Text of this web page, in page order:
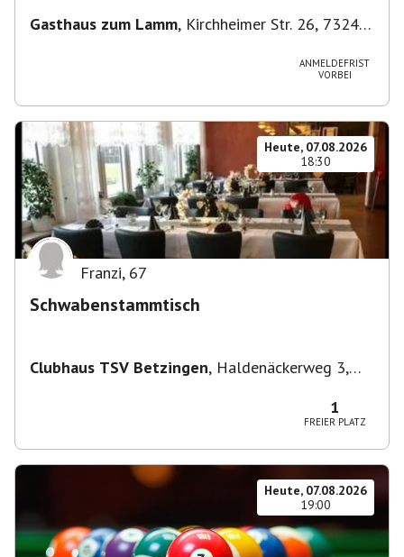
Gasthaus zum Lamm, Kirchheimer Str. 26, 73240
ANMELDEFRIST
VORBEI
Heute, 07.08.2026
18:30
Franzi, 67
Schwabenstammtisch
Clubhaus TSV Betzingen, Haldenäckerweg 3,
1
FREIER PLATZ
Heute, 07.08.2026
19:00